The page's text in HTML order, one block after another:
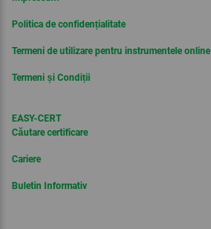
Politica de confidențialitate
Termeni de utilizare pentru instrumentele online
Termeni și Condiții
EASY-CERT
Căutare certificare
Cariere
Buletin Informativ